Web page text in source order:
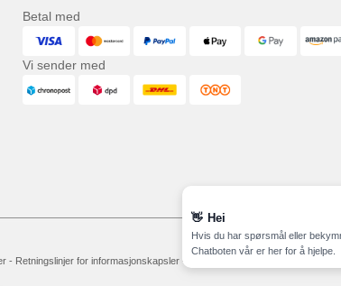
Betal med
Vi sender med
- Retningslinjer for informasjonskapsler-
👋 Hei
Hvis du har spørsmål eller
Chatboten vår er her for å hjelpe.